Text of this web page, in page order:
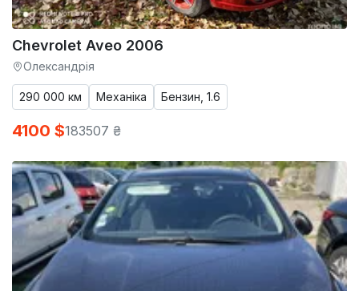
Chevrolet Aveo 2006
Олександрія
290 000 км Механіка Бензин, 1.6
4100 $183507 ₴